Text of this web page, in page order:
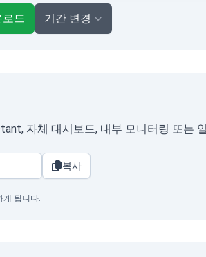
드
기간 변경
자체 대시보드, 내부 모니터링 또는
복사
게 됩니다.